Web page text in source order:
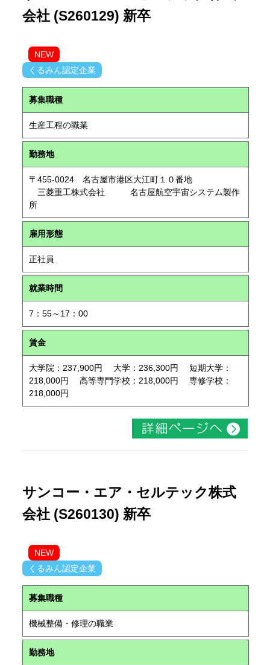
会社 (S260129) 新卒
NEW
くるみん認定企業
募集職種
生産工程の職業
勤務地
〒455-0024 名古屋市港区大江町１０番地
三菱重工株式会社 名古屋航空宇宙システム製作
所
雇用形態
正社員
就業時間
7：55～17：00
賃金
大学院：237,900円 大学：236,300円 短期大学：
218,000円 高等専門学校：218,000円 専修学校：
218,000円
サンコー・エア・セルテック株式
会社 (S260130) 新卒
NEW
くるみん認定企業
募集職種
機械整備・修理の職業
勤務地